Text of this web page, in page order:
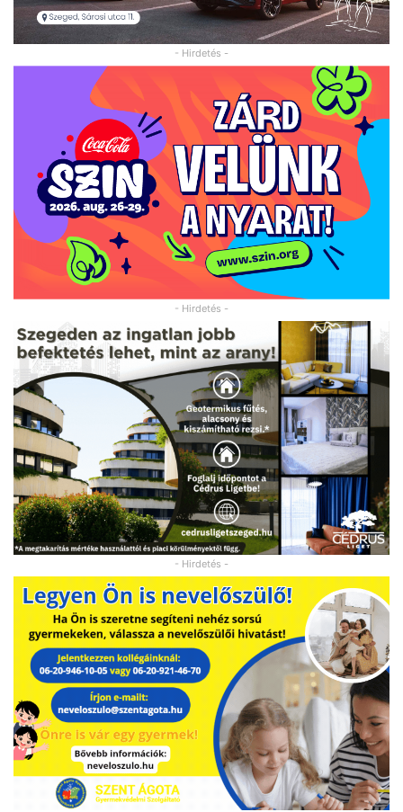
- Hirdetés -
- Hirdetés -
- Hirdetés -